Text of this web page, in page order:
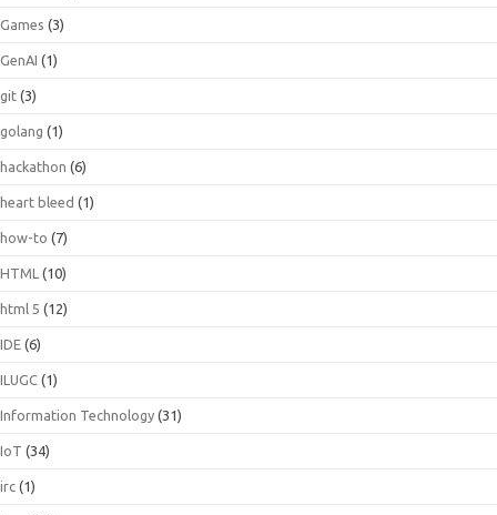
Games (3)
GenAI (1)
git (3)
golang (1)
hackathon (6)
heart bleed (1)
how-to (7)
HTML (10)
html 5 (12)
IDE (6)
ILUGC (1)
Information Technology (31)
IoT (34)
irc (1)